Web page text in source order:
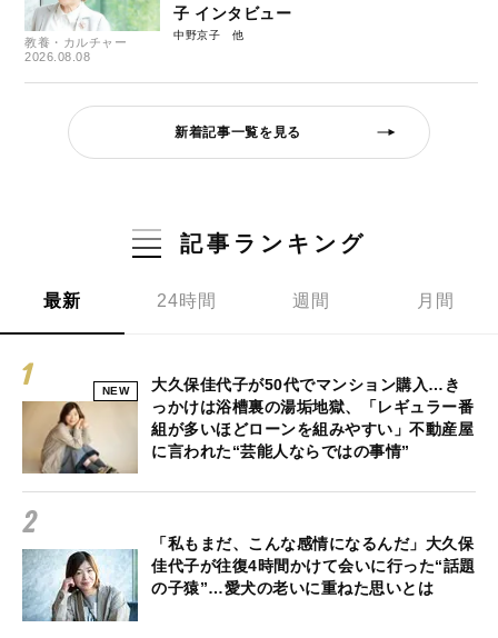
教養・カルチャー
2026.08.08
子 インタビュー
中野京子
新着記事一覧を見る
記事ランキング
最新 24時間 週間 月間
NEW
大久保佳代子が50代でマンション購入…き
っかけは浴槽裏の湯垢地獄、「レギュラー番
組が多いほどローンを組みやすい」不動産屋
に言われた“芸能人ならではの事情”
「私もまだ、こんな感情になるんだ」大久保
佳代子が往復4時間かけて会いに行った“話題
の子猿”…愛犬の老いに重ねた思いとは